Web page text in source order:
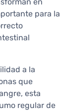
para la
a la
que
esta
regular de